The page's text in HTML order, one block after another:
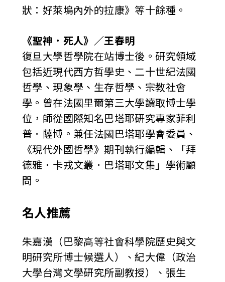
狀：好萊塢內外的拉康》等十餘種。
《聖神．死人》／王春明
復旦大學哲學院在站博士後。研究領域
包括近現代西方哲學史、二十世紀法國
哲學、現象學、生存哲學、宗教社會
學。曾在法國里爾第三大學讀取博士學
位，師從國際知名巴塔耶研究專家菲利
普．薩博。兼任法國巴塔耶學會委員、
《現代外國哲學》期刊執行編輯、「拜
德雅．卡戎文叢．巴塔耶文集」學術顧
問。
名人推薦
朱嘉漢（巴黎高等社會科學院歷史與文
明研究所博士候選人）、紀大偉（政治
大學台灣文學研究所副教授）、張生